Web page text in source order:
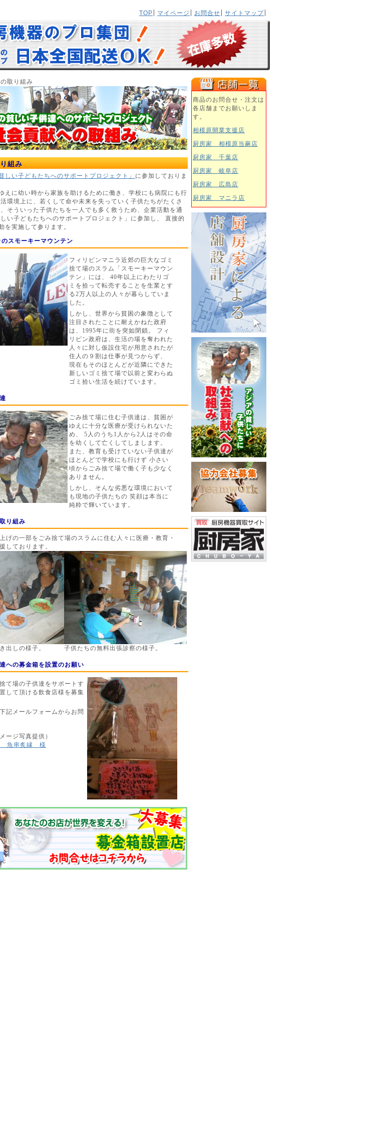
TOP
マイページ お問合せ サイトマップ
取り組み
組み
しい子どもたちへのサポートプロジェクト」 に参加しておりま
えに幼い時から家族を助けるために働き、学校にも病院にも行
環境上に、若くして命や未来を失っていく子供たちがたくさ
そういった子供たちを一人でも多く救うため、企業活動を通
い子どもたちへのサポートプロジェクト」に参加し、 直接的
を実施して参ります。
スモーキーマウンテン
フィリピンマニラ近郊の巨大なゴミ
捨て場のスラム「スモーキーマウン
テン」には、 40年以上にわたりゴ
ミを拾って転売することを生業とす
る2万人以上の人々が暮らしていま
した。
しかし、世界から貧困の象徴として
注目されたことに耐えかねた政府
は、1995年に街を突如閉鎖。 フィ
リピン政府は、生活の場を奪われた
人々に対し仮設住宅が用意されたが
住人の９割は仕事が見つからず、
現在もそのほとんどが近隣にできた
新しいゴミ捨て場で以前と変わらぬ
ゴミ拾い生活を続けています。
ごみ捨て場に住む子供達は、貧困が
ゆえに十分な医療が受けられないた
め、 5人のうち1人から2人はその命
を幼くして亡くしてしまします。
また、教育も受けていない子供達が
ほとんどで学校にも行けず 小さい
頃からごみ捨て場で働く子も少なく
ありません。
しかし、そんな劣悪な環境において
も現地の子供たちの 笑顔は本当に
純粋で輝いています。
り組み
げの一部をごみ捨て場のスラムに住む人々に医療・教育・
しております。
出しの様子。 子供たちの無料出張診察の様子。
への募金箱を設置のお願い
て場の子供達をサポートす
して頂ける飲食店様を募集
記メールフォームからお問
ージ写真提供）
魚串炙縁 様
商品のお問合せ・注文は
各店舗までお願いしま
す。
相模原開業支援店
厨房家 相模原当麻店
厨房家 千葉店
厨房家 岐阜店
厨房家 広島店
厨房家 マニラ店